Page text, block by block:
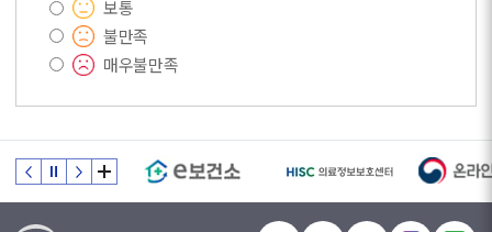
보통
불만족
매우불만족